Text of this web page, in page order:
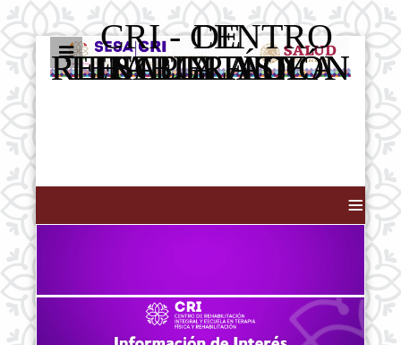
CRI - CENTRO DE
REHABILITACIÓN INTEGRAL Y ESCUELA DE TERAPIA FÍSICA Y REHABILITACIÓN
≡